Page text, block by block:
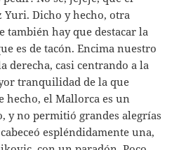
Yuri. Dicho y hecho, otra
también hay que destacar la
es de tacón. Encima nuestro
derecha, casi centrando a la
tranquilidad de la que
hecho, el Mallorca es un
y no permitió grandes alegrías
espléndidamente una,